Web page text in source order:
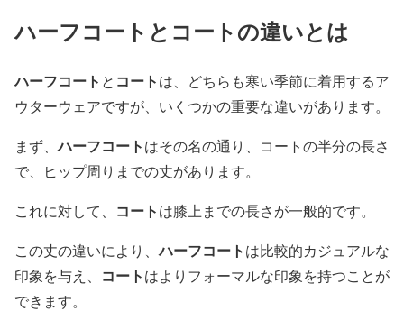
ハーフコートとコートの違いとは
ハーフコート と コートは、どちらも寒い季節に着用するア
ウターウェアですが、いくつかの重要な違いがあります。
まず、ハーフコートはその名の通り、コートの半分の長さ
で、ヒップ周りまでの丈があります。
これに対して、 コートは膝上までの長さが一般的です。
この丈の違いにより、ハーフコートは比較的カジュアルな
印象を与え、 コートはよりフォーマルな印象を持つことが
できます。